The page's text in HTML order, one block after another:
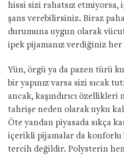
hissi sizi rahatsız etmiyorsa,
şans verebilirsiniz. Biraz
durumuna uygun olarak vücut
ipek pijamanız verdiğiniz
Yün, örgü ya da pazen türü
bir yapınız varsa sizi sıcak
ancak, kaşındırıcı
tahrişe neden olarak uyku
Öte yandan piyasada sıkça
içerikli pijamalar da
tercih değildir. Polysterin